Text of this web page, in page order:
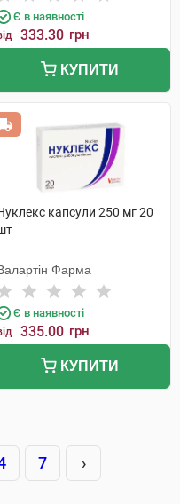
Є в наявності
333.30 грн
КУПИТИ
капсули 250 мг 20
Фарма
Є в наявності
335.00 грн
КУПИТИ
7 ›